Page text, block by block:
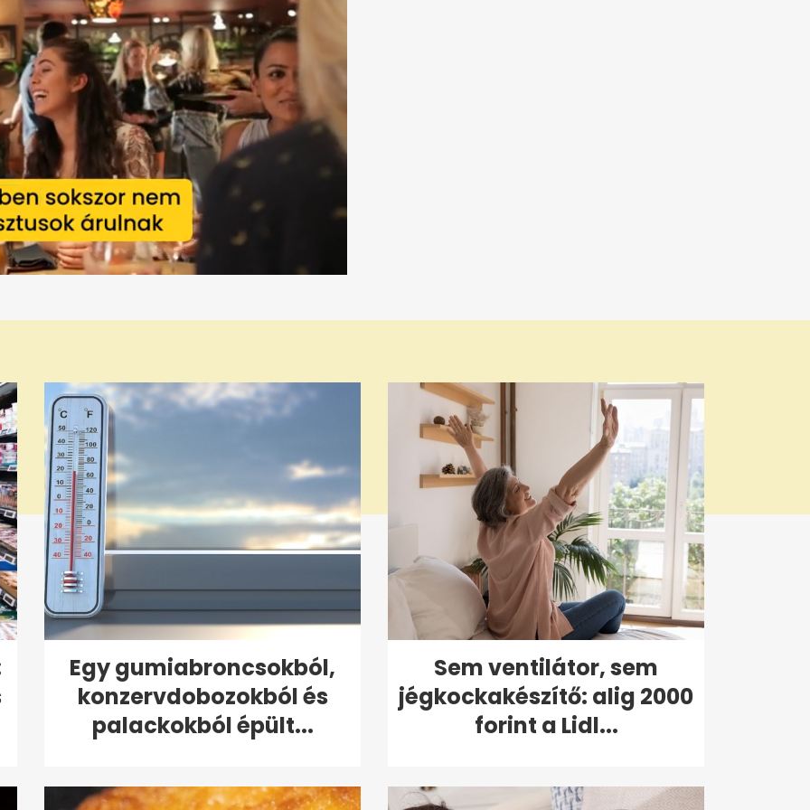
Egy gumiabroncsokból,
konzervdobozokból és
palackokból épült...
Sem ventilátor, sem
jégkockakészítő: alig 2000
forint a Lidl...